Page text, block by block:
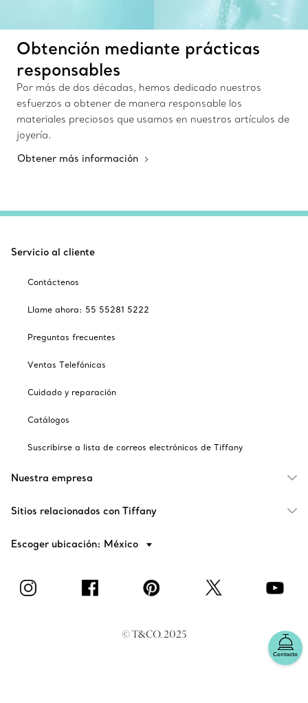
Obtención mediante prácticas
responsables
Por más de dos décadas, hemos dedicado nuestros
esfuerzos a obtener de manera responsable los
materiales preciosos que usamos en nuestros artículos de
joyería.
Obtener más información
Contacto
Servicio al cliente
Contáctenos
Llame ahora: 55 55281 5222
Preguntas frecuentes
Ventas Telefónicas
Cuidado y reparación
Catálogos
Suscribirse a lista de correos electrónicos de Tiffany
Nuestra empresa
Sitios relacionados con Tiffany
Escoger ubicación: México
© T&CO. 2025